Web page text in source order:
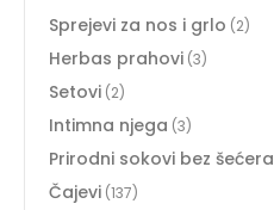
Sprejevi za nos i grlo (2)
Herbas prahovi (3)
Setovi (2)
Intimna njega (3)
Prirodni sokovi bez šećera
Čajevi (137)